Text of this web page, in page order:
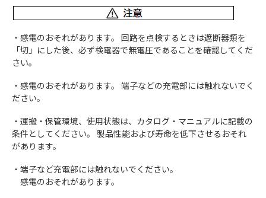
・感電のおそれがあります。 回路を点検するときは遮断器類を
「切」にした後、必ず検電器で無電圧であることを確認してくだ
さい。
・感電のおそれがあります。 端子などの充電部には触れないでく
ださい。
・運搬・保管環境、使用状態は、カタログ・マニュアルに記載の
条件としてください。 製品性能および寿命を低下させるおそれ
があります。
・端子など充電部には触れないでください。
感電のおそれがあります。